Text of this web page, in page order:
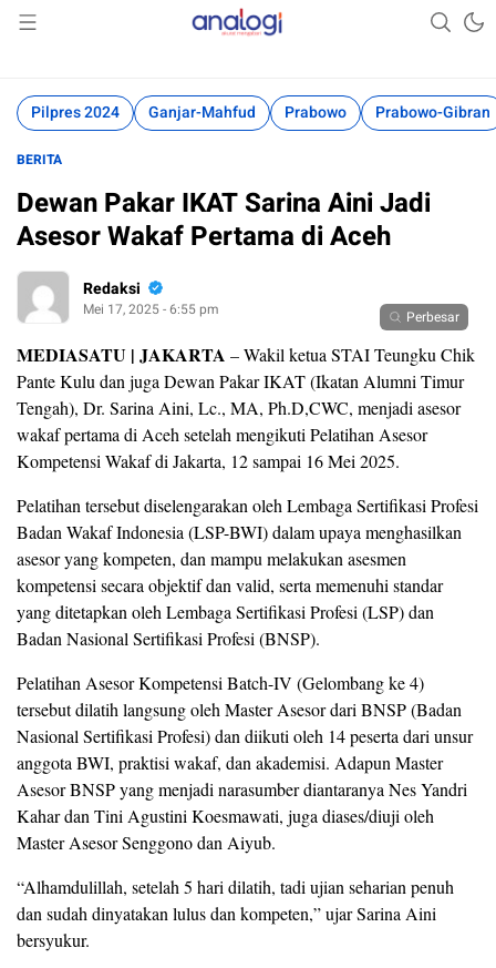
Analogi
Akurat Mengabari
Pilpres 2024 Ganjar-Mahfud Prabowo Prabowo-Gibran
BERITA
Dewan Pakar IKAT Sarina Aini Jadi
Asesor Wakaf Pertama di Aceh
Redaksi
Mei 17, 2025 - 6:55 pm Perbesar
MEDIASATU | JAKARTA – Wakil ketua STAI Teungku Chik
Pante Kulu dan juga Dewan Pakar IKAT (Ikatan Alumni Timur
Tengah), Dr. Sarina Aini, Lc., MA, Ph.D,CWC, menjadi asesor
wakaf pertama di Aceh setelah mengikuti Pelatihan Asesor
Kompetensi Wakaf di Jakarta, 12 sampai 16 Mei 2025.
Pelatihan tersebut diselengarakan oleh Lembaga Sertifikasi Profesi
Badan Wakaf Indonesia (LSP-BWI) dalam upaya menghasilkan
asesor yang kompeten, dan mampu melakukan asesmen
kompetensi secara objektif dan valid, serta memenuhi standar
yang ditetapkan oleh Lembaga Sertifikasi Profesi (LSP) dan
Badan Nasional Sertifikasi Profesi (BNSP).
Pelatihan Asesor Kompetensi Batch-IV (Gelombang ke 4)
tersebut dilatih langsung oleh Master Asesor dari BNSP (Badan
Nasional Sertifikasi Profesi) dan diikuti oleh 14 peserta dari unsur
anggota BWI, praktisi wakaf, dan akademisi. Adapun Master
Asesor BNSP yang menjadi narasumber diantaranya Nes Yandri
Kahar dan Tini Agustini Koesmawati, juga diases/diuji oleh
Master Asesor Senggono dan Aiyub.
“Alhamdulillah, setelah 5 hari dilatih, tadi ujian seharian penuh
dan sudah dinyatakan lulus dan kompeten,” ujar Sarina Aini
bersyukur.